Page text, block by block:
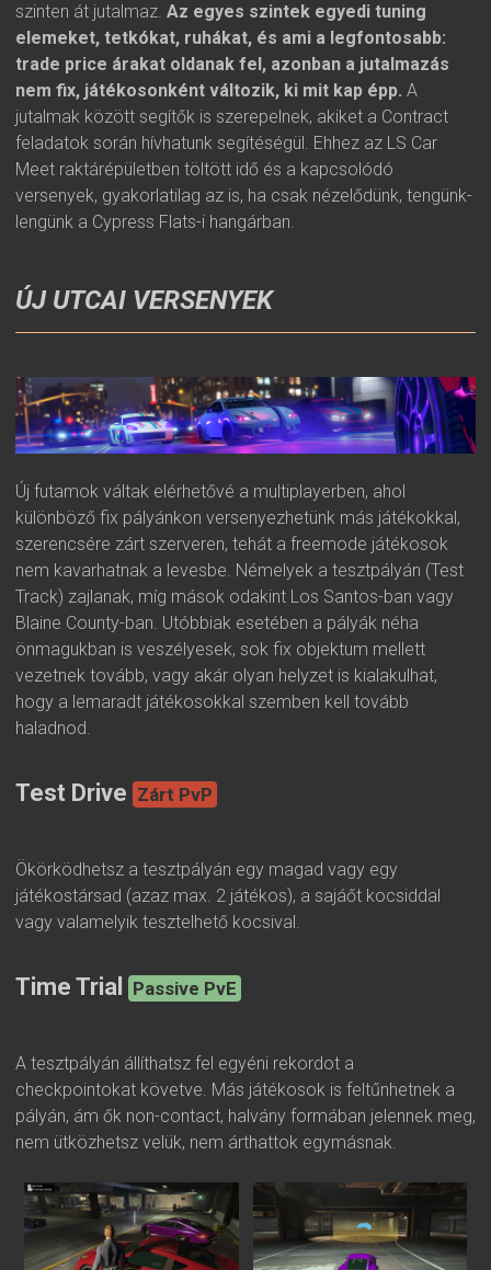
szinten át jutalmaz. Az egyes szintek egyedi tuning
elemeket, tetkókat, ruhákat, és ami a legfontosabb:
trade price árakat oldanak fel, azonban a jutalmazás
nem fix, játékosonként változik, ki mit kap épp. A
jutalmak között segítők is szerepelnek, akiket a Contract
feladatok során hívhatunk segítéségül. Ehhez az LS Car
Meet raktárépületben töltött idő és a kapcsolódó
versenyek, gyakorlatilag az is, ha csak nézelődünk, tengünk-
lengünk a Cypress Flats-i hangárban.
ÚJ UTCAI VERSENYEK
Új futamok váltak elérhetővé a multiplayerben, ahol
különböző fix pályánkon versenyezhetünk más játékokkal,
szerencsére zárt szerveren, tehát a freemode játékosok
nem kavarhatnak a levesbe. Némelyek a tesztpályán (Test
Track) zajlanak, míg mások odakint Los Santos-ban vagy
Blaine County-ban. Utóbbiak esetében a pályák néha
önmagukban is veszélyesek, sok fix objektum mellett
vezetnek tovább, vagy akár olyan helyzet is kialakulhat,
hogy a lemaradt játékosokkal szemben kell tovább
haladnod.
Test Drive Zárt PvP
Ökörködhetsz a tesztpályán egy magad vagy egy
játékostársad (azaz max. 2 játékos), a sajáőt kocsiddal
vagy valamelyik tesztelhető kocsival.
Time Trial Passive PvE
A tesztpályán állíthatsz fel egyéni rekordot a
checkpointokat követve. Más játékosok is feltűnhetnek a
pályán, ám ők non-contact, halvány formában jelennek meg,
nem ütközhetsz velük, nem árthattok egymásnak.